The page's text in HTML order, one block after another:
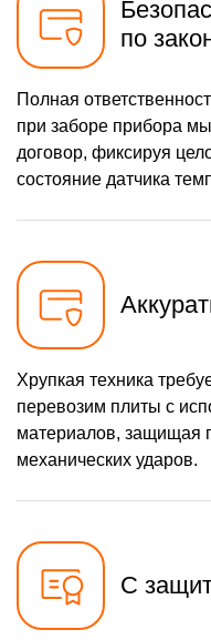
по
Полная
при заборе прибора
договор, фиксируя
состояние датчика
Хрупкая техника
перевозим плиты с
материалов, защищая
механических ударов.
С